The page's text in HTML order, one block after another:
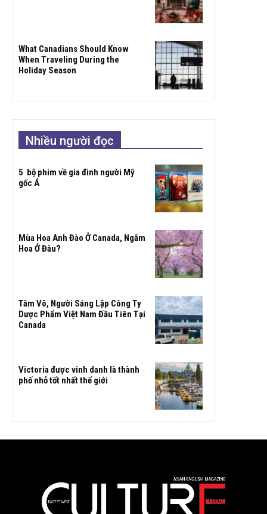
What Canadians Should Know
When Traveling During the
Holiday Season
Nhiều người đọc
5 bộ phim về gia đình người Mỹ
gốc Á
Mùa Hoa Anh Đào Ở Canada, Ngắm
Hoa Ở Đâu?
Tâm Võ, Người Sáng Lập Công Ty
Dược Phẩm Việt Nam Đầu Tiên Tại
Canada
Victoria được vinh danh là thành
phố nhỏ tốt nhất thế giới